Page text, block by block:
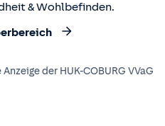
& Wohlbefinden.
Anzeige der HUK-COBURG VVaG